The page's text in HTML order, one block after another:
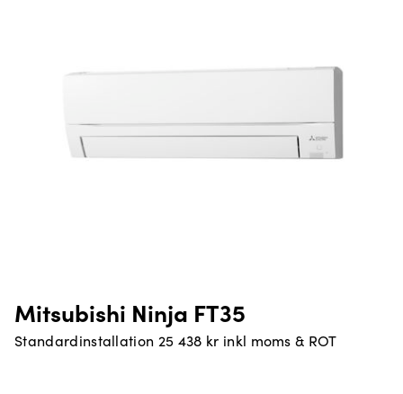
Mitsubishi Ninja FT35
Standardinstallation 25 438 kr inkl moms & ROT